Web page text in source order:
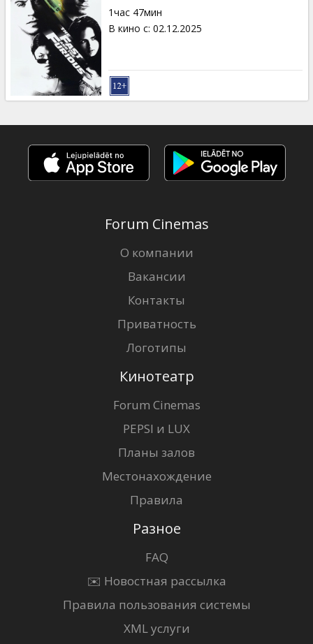
Кинозакуски
B2B
Клуб
1час 47мин
В кино с: 02.12.2025
Forum Cinemas
О компании
Вакансии
Контакты
Приватность
Логотипы
Кинотеатр
Forum Cinemas
PEPSI и LUX
Планы залов
Местонахождение
Правила
Разное
FAQ
✉️ Новостная рассылка
Правила пользования системы
XML услуги